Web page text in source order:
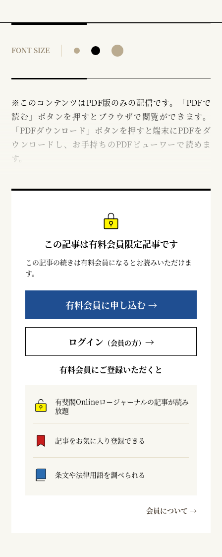
FONT SIZE
※このコンテンツはPDF版のみの配信です。「PDFで
読む」ボタンを押すとブラウザで閲覧ができます。
「PDFダウンロード」ボタンを押すと端末にPDFをダ
ウンロードし、お手持ちのPDFビューワーで読めま
す。
この記事は有料会員限定記事です
この記事の続きは有料会員になるとお読みいただけま
す。
有料会員に申し込む →
ログイン （会員の方） →
有料会員にご登録いただくと
有斐閣Onlineロージャーナルの記事が読み
放題
記事をお気に入り登録できる
条文や法律用語を調べられる
会員について →